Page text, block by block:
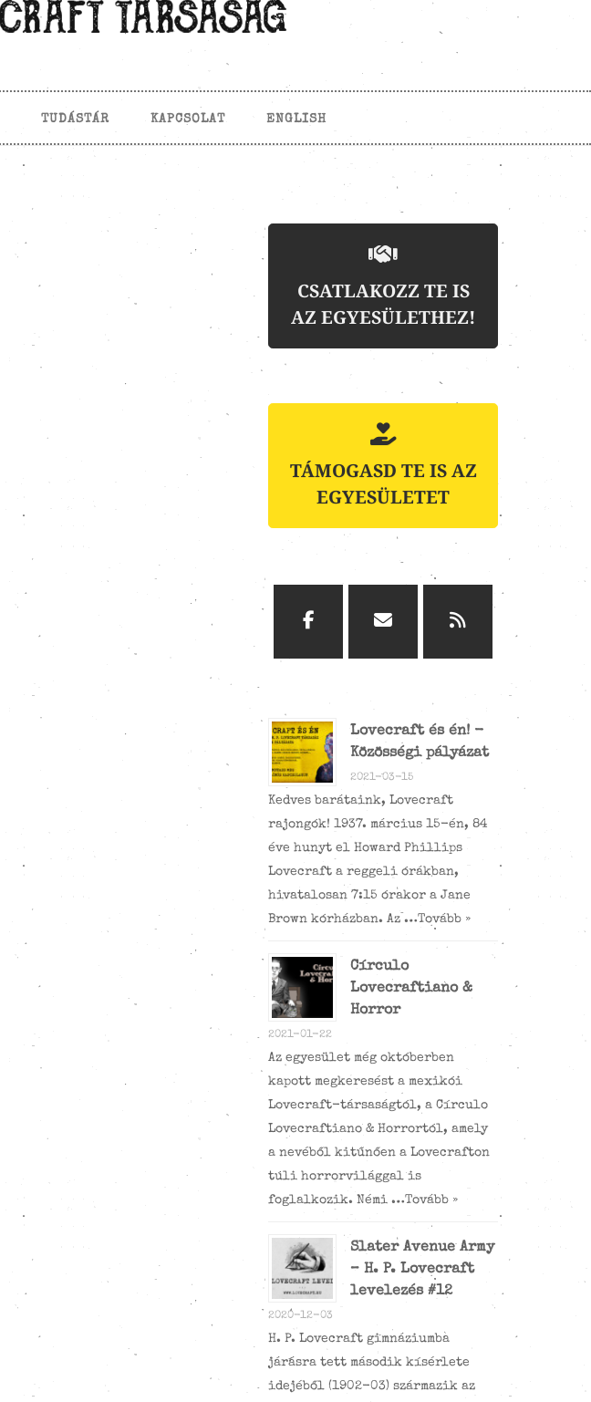
TUDÁSTÁR KAPCSOLAT ENGLISH
CSATLAKOZZ TE IS
AZ EGYESÜLETHEZ!
TÁMOGASD TE IS AZ
EGYESÜLETET
Lovecraft és én! -
Közösségi pályázat
2021-03-15
Kedves barátaink, Lovecraft
rajongók! 1937. március 15-én, 84
éve hunyt el Howard Phillips
Lovecraft a reggeli órákban,
hivatalosan 7:15 órakor a Jane
Brown kórházban. Az …Tovább »
Círculo
Lovecraftiano &
Horror
2021-01-22
Az egyesület még októberben
kapott megkeresést a mexikói
Lovecraft-társaságtól, a Círculo
Lovecraftiano & Horrortól, amely
a nevéből kitűnően a Lovecrafton
túli horrorvilággal is
foglalkozik. Némi …Tovább »
Slater Avenue Army
– H. P. Lovecraft
levelezés #12
2020-12-03
H. P. Lovecraft gimnáziumba
járásra tett második kísérlete
idejéből (1902-03) származik az